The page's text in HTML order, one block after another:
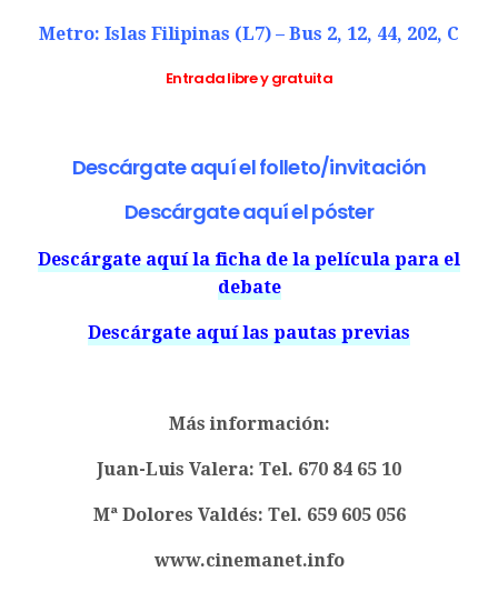
Metro: Islas Filipinas (L7) – Bus 2, 12, 44, 202, C
Entrada libre y gratuita
Descárgate aquí el folleto/invitación
Descárgate aquí el póster
Descárgate aquí la ficha de la película para el
debate
Descárgate aquí las pautas previas
Más información:
Juan-Luis Valera: Tel. 670 84 65 10
Mª Dolores Valdés: Tel. 659 605 056
www.cinemanet.info